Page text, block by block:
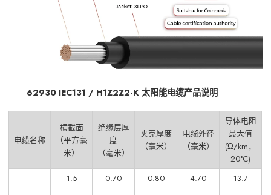
62930 IEC131 / H1Z2Z2-K 太阳能电缆产品说明
电缆名称
横截面
（平方毫
米）
绝缘层厚
度
（毫米）
夹克厚度
（毫米）
电缆外径
（毫米）
导体电阻
最大值
(Ώ/km，
20°C)
1.5
0.70 0.80 4.70
13.7